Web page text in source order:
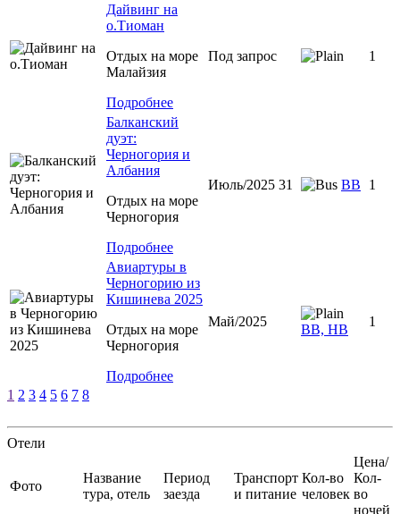
Дайвинг на
о.Тиоман
Отдых на море
Малайзия
Подробнее
Под запрос 1
Балканский
дуэт:
Черногория и
Албания
Отдых на море
Черногория
Подробнее
Июль/2025 31 ВВ 1
Авиартуры в
Черногорию из
Кишинева 2025
Отдых на море
Черногория
Подробнее
Май/2025
ВВ, НВ
1
1 2 3 4 5 6 7 8
Отели
Фото
Название
тура, отель
Период
заезда
Транспорт
и питание
Кол-во
человек
Цена/
Кол-
во
ночей